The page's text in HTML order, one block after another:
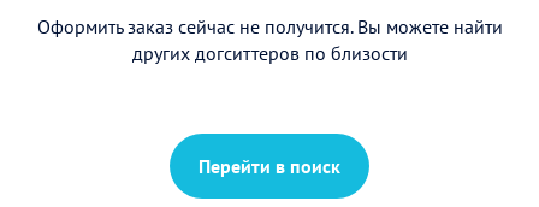
Оформить заказ сейчас не получится. Вы можете найти
других догситтеров по близости
Перейти в поиск